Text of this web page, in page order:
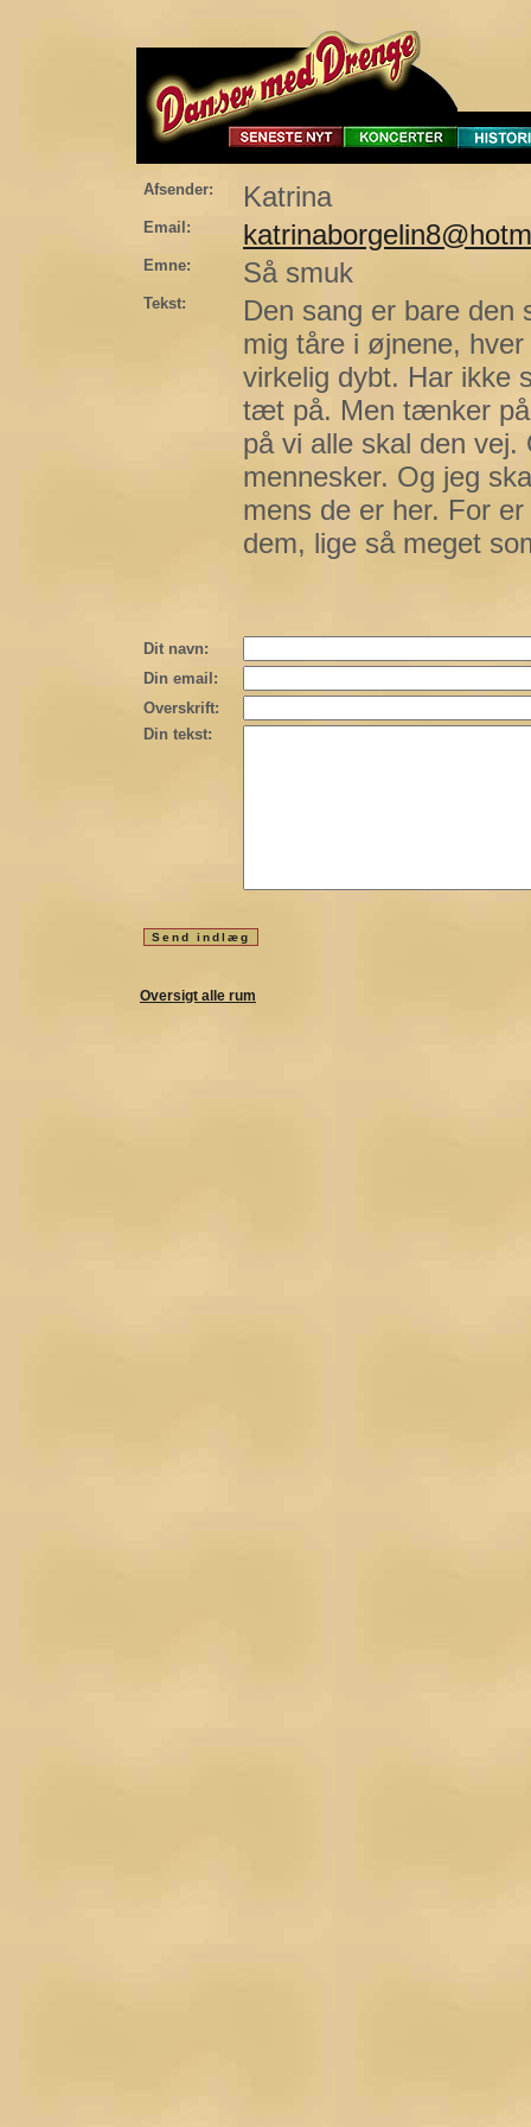
Afsender: Katrina
Email:
Emne: Så smuk
Tekst:
Den sang er bare den
mig tåre i øjnene,
virkelig dybt. Har ikke
tæt på. Men tænker
på vi alle skal den
mennesker. Og jeg
mens de er her. For
dem, lige så meget
Dit navn:
Din email:
Overskrift:
Din tekst:
Oversigt alle rum